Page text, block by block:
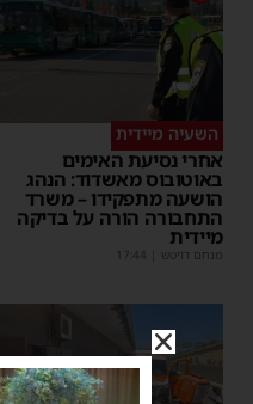
השעיה מיידית
אחרי נסיעת האימים
באוטובוס מאשדוד: הנהג
הושעה מתפקידו – משרד
התחבורה הורה על בדיקה
מיידית
מנחם דויטש |
17:44